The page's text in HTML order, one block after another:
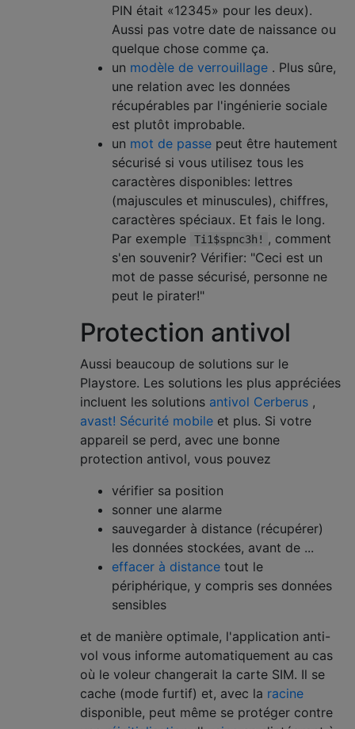
PIN était «12345» pour les deux).
Aussi pas votre date de naissance ou
quelque chose comme ça.
un modèle de verrouillage . Plus sûre,
une relation avec les données
récupérables par l'ingénierie sociale
est plutôt improbable.
un mot de passe peut être hautement
sécurisé si vous utilisez tous les
caractères disponibles: lettres
(majuscules et minuscules), chiffres,
caractères spéciaux. Et fais le long.
Par exemple
Ti1$spnc3h!
, comment
s'en souvenir? Vérifier: "Ceci est un
mot de passe sécurisé, personne ne
peut le pirater!"
Protection antivol
Aussi beaucoup de solutions sur le
Playstore. Les solutions les plus appréciées
incluent les solutions antivol Cerberus ,
avast! Sécurité mobile et plus. Si votre
appareil se perd, avec une bonne
protection antivol, vous pouvez
vérifier sa position
sonner une alarme
sauvegarder à distance (récupérer)
les données stockées, avant de ...
effacer à distance tout le
périphérique, y compris ses données
sensibles
et de manière optimale, l'application anti-
vol vous informe automatiquement au cas
où le voleur changerait la carte SIM. Il se
cache (mode furtif) et, avec la racine
disponible, peut même se protéger contre